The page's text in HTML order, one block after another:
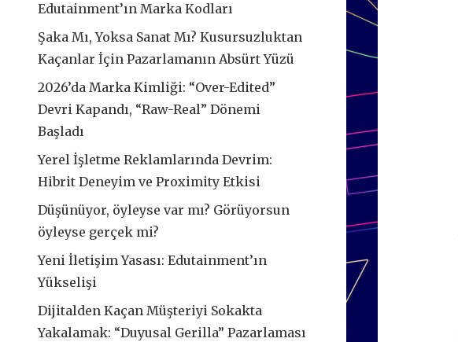
Edutainment’ın Marka Kodları
Şaka Mı, Yoksa Sanat Mı? Kusursuzluktan
Kaçanlar İçin Pazarlamanın Absürt Yüzü
2026’da Marka Kimliği: “Over-Edited”
Devri Kapandı, “Raw-Real” Dönemi
Başladı
Yerel İşletme Reklamlarında Devrim:
Hibrit Deneyim ve Proximity Etkisi
Düşünüyor, öyleyse var mı? Görüyorsun
öyleyse gerçek mi?
Yeni İletişim Yasası: Edutainment’ın
Yükselişi
Dijitalden Kaçan Müşteriyi Sokakta
Yakalamak: “Duyusal Gerilla” Pazarlaması